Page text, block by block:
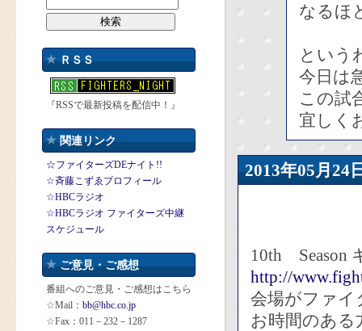
ＲＳＳ
『RSSで最新投稿を配信中！』
関連リンク
☆ファイターズDEナイト!!
☆斉藤こずゑプロフィール
☆HBCラジオ
☆HBCラジオ ファイターズ中継
スケジュール
ご意見・ご感想
番組へのご意見・ご感想はこちら
☆Mail： bb@hbc.co.jp
☆Fax：011－232－1287
なるほ
という
今日は
この試
宜しく
2013年05月
10th Season
http://
会場がファイ
お時間のあ